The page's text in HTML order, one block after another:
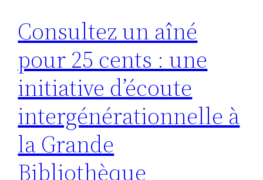
Consultez un aîné
pour 25 cents : une
initiative d’écoute
intergénérationnelle à
la Grande
Bibliothèque